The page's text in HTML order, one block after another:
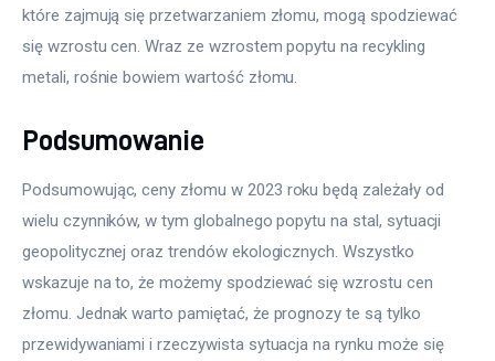
które zajmują się przetwarzaniem złomu, mogą spodziewać
się wzrostu cen. Wraz ze wzrostem popytu na recykling
metali, rośnie bowiem wartość złomu.
Podsumowanie
Podsumowując, ceny złomu w 2023 roku będą zależały od
wielu czynników, w tym globalnego popytu na stal, sytuacji
geopolitycznej oraz trendów ekologicznych. Wszystko
wskazuje na to, że możemy spodziewać się wzrostu cen
złomu. Jednak warto pamiętać, że prognozy te są tylko
przewidywaniami i rzeczywista sytuacja na rynku może się